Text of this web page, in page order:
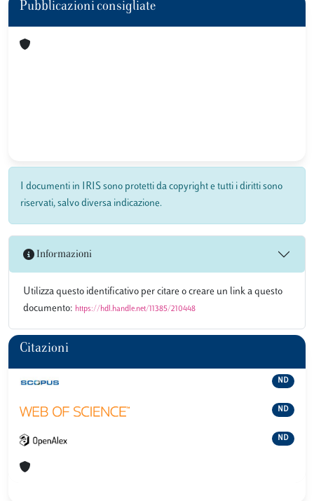
Pubblicazioni consigliate
I documenti in IRIS sono protetti da copyright e tutti i diritti sono
riservati, salvo diversa indicazione.
Informazioni
Utilizza questo identificativo per citare o creare un link a questo
documento: https://hdl.handle.net/11385/210448
Citazioni
ND
ND
ND